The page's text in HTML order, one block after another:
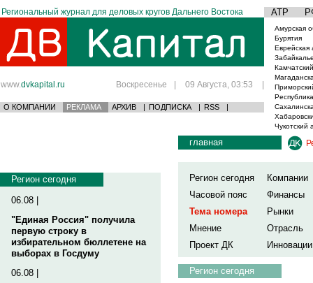
Региональный журнал для деловых кругов Дальнего Востока АТР
www.dvkapital.ru Воскресенье | 09 Августа, 03:53 |
О КОМПАНИИ РЕКЛАМА АРХИВ | ПОДПИСКА | RSS |
Амурская
Бурятия
Еврейская
Чукотский
Регион сегодня
06.08 |
"Единая Россия" получила
первую строку в
избирательном бюллетене на
выборах в Госдуму
06.08 |
главная
Регион сегодня
Компании
Часовой пояс
Финансы
Тема номера
Рынки
Мнение
Отрасль
Проект ДК
Инновации
Регион сегодня